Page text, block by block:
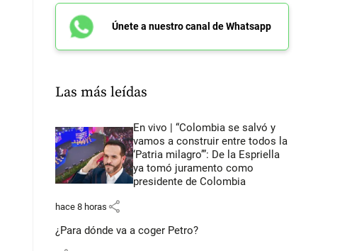
Únete a nuestro canal de Whatsapp
Las más leídas
En vivo | “Colombia se salvó y
vamos a construir entre todos la
‘Patria milagro’”: De la Espriella
ya tomó juramento como
presidente de Colombia
hace 8 horas share
¿Para dónde va a coger Petro?